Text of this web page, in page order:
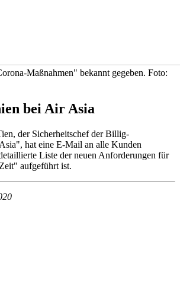
Maßnahmen" bekannt gegeben. Foto:
bei Air Asia
der Sicherheitschef der Billig-
hat eine E-Mail an alle Kunden
Liste der neuen Anforderungen für
aufgeführt ist.